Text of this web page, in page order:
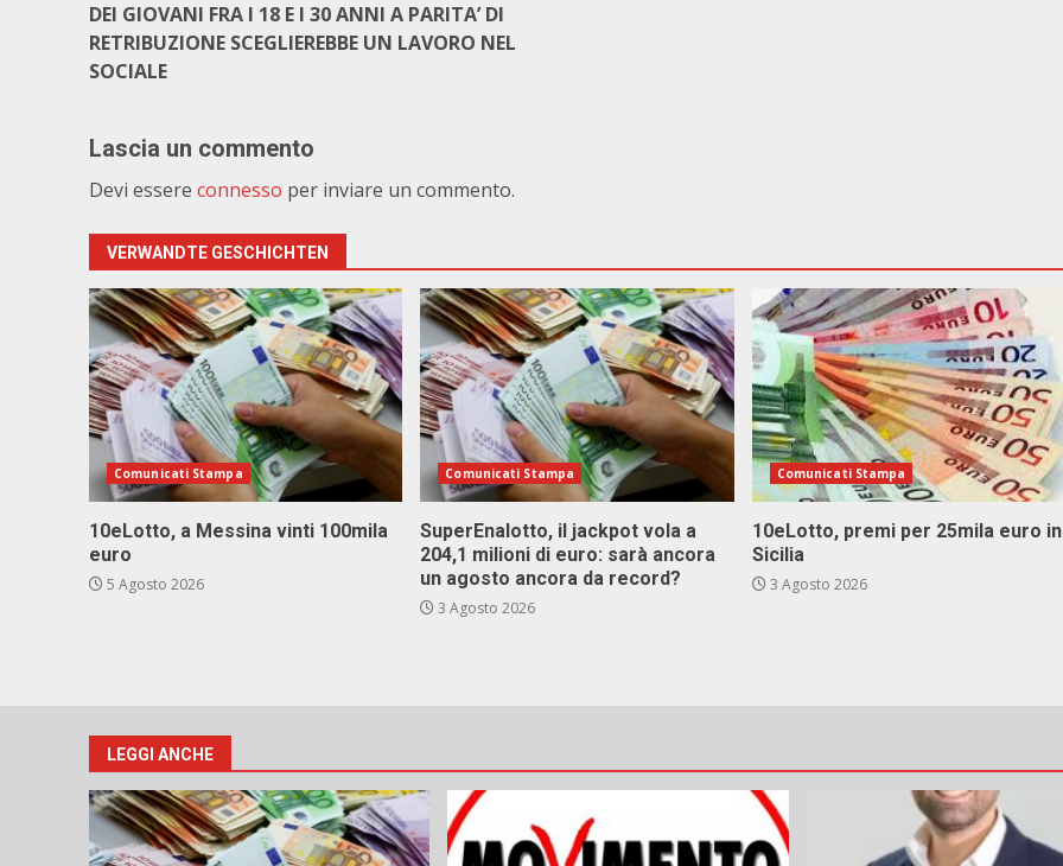
DEI GIOVANI FRA I 18 E I 30 ANNI A PARITA’ DI
RETRIBUZIONE SCEGLIEREBBE UN LAVORO NEL
SOCIALE
Lascia un commento
Devi essere connesso per inviare un commento.
VERWANDTE GESCHICHTEN
Comunicati Stampa
10eLotto, a Messina vinti 100mila
euro
5 Agosto 2026
Comunicati Stampa
SuperEnalotto, il jackpot vola a
204,1 milioni di euro: sarà ancora
un agosto ancora da record?
3 Agosto 2026
Comunicati Stampa
10eLotto, premi per 25mila euro in
Sicilia
3 Agosto 2026
LEGGI ANCHE